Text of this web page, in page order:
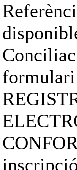
formulari